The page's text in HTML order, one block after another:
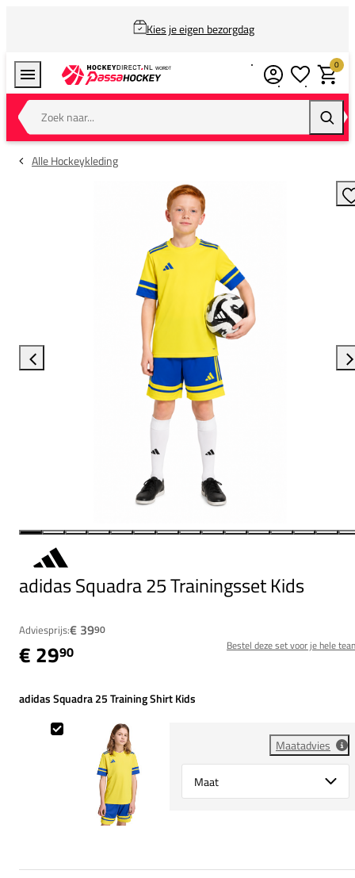
Kies je eigen bezorgdag
Zoek naar...
0
Alle Hockeykleding
adidas Squadra 25 Trainingsset Kids
Adviesprijs:€ 3990
€ 2990 Bestel deze set voor je hele
adidas Squadra 25 Training Shirt Kids
Maatadvies
Select {option} for {name}
adidas Squadra 25 Training Shirt Kids